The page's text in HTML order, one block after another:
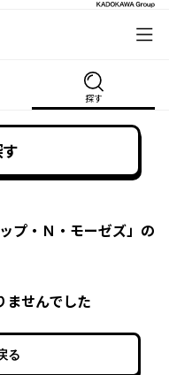
探す
プ・Ｎ・モーゼズ」の
ませんでした
る